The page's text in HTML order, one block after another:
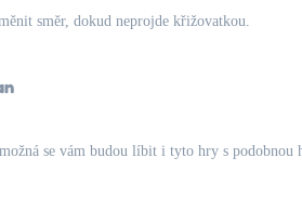
směr, dokud neprojde křižovatkou.
se vám budou líbit i tyto hry s podobnou